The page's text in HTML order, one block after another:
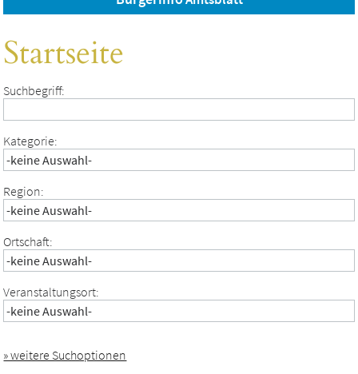
Startseite
Suchbegriff:
Kategorie:
Region:
Ortschaft:
Veranstaltungsort:
» weitere Suchoptionen